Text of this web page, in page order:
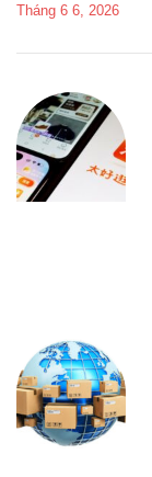
Tháng 6 6, 2026